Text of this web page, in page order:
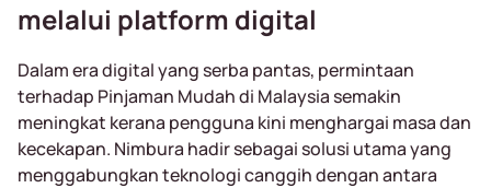
melalui platform digital
Dalam era digital yang serba pantas, permintaan
terhadap Pinjaman Mudah di Malaysia semakin
meningkat kerana pengguna kini menghargai masa dan
kecekapan. Nimbura hadir sebagai solusi utama yang
menggabungkan teknologi canggih dengan antara